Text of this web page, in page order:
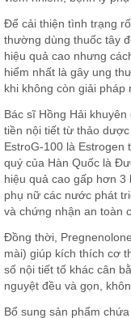
Để cải thiện tình trạng
thường dùng thuốc tây
hiệu quả cao nhưng
hiểm nhất là gây ung
khi không còn giải pháp
Bác sĩ Hồng Hải
tiền nội tiết từ thảo
EstroG-100 là
quý của Hàn Quốc là
hiệu quả cao gấp hơn
phụ nữ các nước phát
và chứng nhận an toàn
Đồng thời,
mài) giúp kích thích cơ
số nội tiết tố khác cân
nguyệt đều và gọn,
Bổ sung sản phẩm